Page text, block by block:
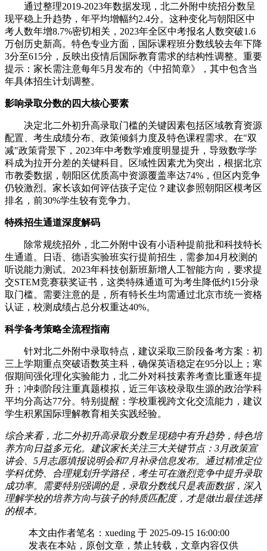
通过整理2019-2023年数据发现，北二外附中统招分数呈
现平稳上升趋势，年平均增幅约2.4分。这种变化与朝阳区中
考人数年增8.7%密切相关，2023年全区中考报名人数突破1.6
万创历史新高。特色专业方面，国际课程班分数线较去年下降
3分至615分，反映出疫情后国际教育需求的结构性调整。重要
提示：家长需注意每年5月发布的《中招简章》，其中包含当
年具体招生计划调整。
影响录取分数的四大核心要素
决定北二外初升高录取门槛的关键因素包括区域教育资源
配置、考生成绩分布、政策倾斜力度及特色课程需求。在"双
减"政策背景下，2023年中考数学难度明显提升，导致数学学
科成为拉开分差的关键科目。区域性因素尤为突出，根据北京
市教委数据，朝阳区优质高中资源覆盖率达74%，但区内竞争
仍较激烈。家长该如何评估孩子定位？建议参照朝阳区模考区
排名，前30%学生较有竞争力。
特殊招生通道深度解码
除常规统招外，北二外附中设有小语种提前批和科技特长
生通道。日语、德语实验班实行提前招生，需参加4月校测的
听说能力测试。2023年科技创新班新增人工智能方向，要求提
交STEM竞赛获奖证书，这类特殊通道可为考生降低约15分录
取门槛。需要注意的是，所有特长生均需通过北京市统一资格
认证，校测成绩占总分权重达40%。
科学备考策略全流程指南
针对北二外附中录取特点，建议采取三阶段备考方案：初
三上学期重点突破语数英主科，确保英语稳定在95分以上；寒
假期间强化理化实验能力，北二外对科技素养考查比重逐年提
升；冲刺阶段注重真题模拟，近三年该校录取生源的政治学科
平均分高达77分。特别提醒：学校重视跨文化交流能力，建议
学生积累国际理解教育相关实践经验。
综合来看，北二外初升高录取分数呈现稳中有升趋势，特色培
养方向日益多元化。建议家长关注三大关键节点：3月政策宣
讲会、5月志愿填报说明会和7月补录信息发布。通过精准定位
学科优势、合理规划升学路径，考生可在激烈竞争中提升录取
成功率。需要特别强调的是，录取分数线只是表面数据，深入
理解学校的培养方向与孩子的特质匹配度，才是做出最佳选择
的根本。
本文由作者笔名：xueding 于 2025-09-15 16:00:00
发表在本站，原创文章，禁止转载，文章内容仅供